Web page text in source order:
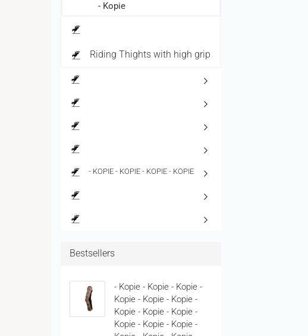
- Kopie
Riding Thights with high grip
- KOPIE - KOPIE - KOPIE - KOPIE
Bestsellers
- Kopie - Kopie - Kopie -
Kopie - Kopie - Kopie -
Kopie - Kopie - Kopie -
Kopie - Kopie - Kopie -